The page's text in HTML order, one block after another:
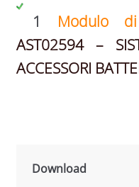
1 Modulo
AST02594 –
ACCESSORI
Download